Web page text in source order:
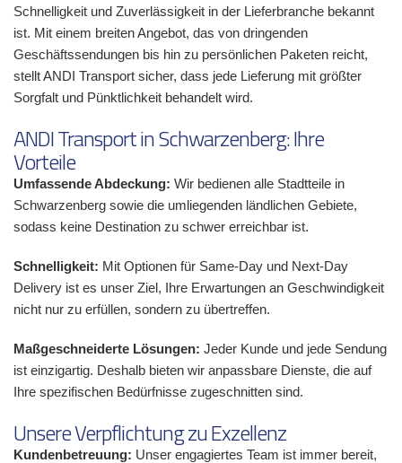
Schnelligkeit und Zuverlässigkeit in der Lieferbranche bekannt
ist. Mit einem breiten Angebot, das von dringenden
Geschäftssendungen bis hin zu persönlichen Paketen reicht,
stellt ANDI Transport sicher, dass jede Lieferung mit größter
Sorgfalt und Pünktlichkeit behandelt wird.
ANDI Transport in Schwarzenberg: Ihre
Vorteile
Umfassende Abdeckung: Wir bedienen alle Stadtteile in
Schwarzenberg sowie die umliegenden ländlichen Gebiete,
sodass keine Destination zu schwer erreichbar ist.
Schnelligkeit: Mit Optionen für Same-Day und Next-Day
Delivery ist es unser Ziel, Ihre Erwartungen an Geschwindigkeit
nicht nur zu erfüllen, sondern zu übertreffen.
Maßgeschneiderte Lösungen: Jeder Kunde und jede Sendung
ist einzigartig. Deshalb bieten wir anpassbare Dienste, die auf
Ihre spezifischen Bedürfnisse zugeschnitten sind.
Unsere Verpflichtung zu Exzellenz
Kundenbetreuung: Unser engagiertes Team ist immer bereit,